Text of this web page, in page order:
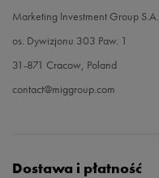
Marketing Investment Group S.A.
os. Dywizjonu 303 Paw. 1
31-871 Cracow, Poland
contact@miggroup.com
Dostawa i płatność